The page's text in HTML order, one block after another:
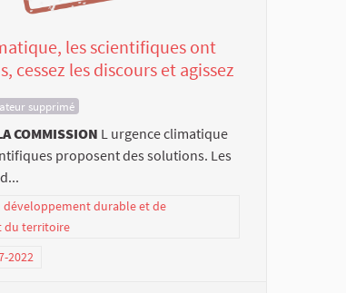
les scientifiques ont
cessez les discours et agissez
supprimé
COMMISSION L urgence climatique
proposent des solutions. Les
développement durable et de
du territoire
2022